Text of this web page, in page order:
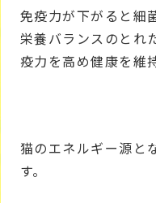
免疫力が下がると細
栄養バランスのとれ
疫力を高め健康を維
猫のエネルギー源と
す。